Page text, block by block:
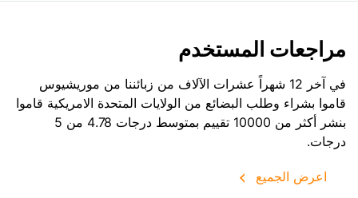
مراجعات المستخدم
في آخر 12 شهراً عشرات الآلاف من زبائننا من موريشيوس
قاموا بشراء وطلب البضائع من الولايات المتحدة الامريكية قاموا
بنشر أكثر من 10000 تقييم بمتوسط درجات 4.78 من 5
درجات.
اعرض الجميع